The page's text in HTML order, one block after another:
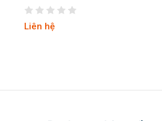
Liên hệ